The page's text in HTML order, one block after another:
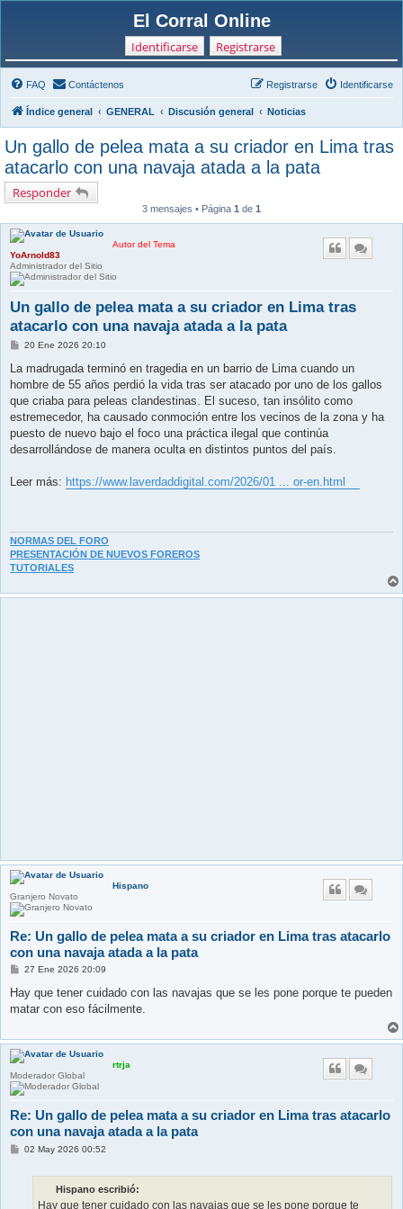
El Corral Online
Identificarse Registrarse
FAQ Contáctenos Identificarse
Registrarse
Índice general GENERAL Discusión general Noticias
Un gallo de pelea mata a su criador en Lima tras
atacarlo con una navaja atada a la pata
Responder
3 mensajes • Página 1 de 1
Autor del Tema
YoArnold83
Administrador del Sitio
Un gallo de pelea mata a su criador en Lima tras
atacarlo con una navaja atada a la pata
M
n
a
j
20 Ene 2026 20:10
La madrugada terminó en tragedia en un barrio de Lima cuando un
hombre de 55 años perdió la vida tras ser atacado por uno de los gallos
que criaba para peleas clandestinas. El suceso, tan insólito como
estremecedor, ha causado conmoción entre los vecinos de la zona y ha
puesto de nuevo bajo el foco una práctica ilegal que continúa
desarrollándose de manera oculta en distintos puntos del país.
Leer más: https://www.laverdaddigital.com/2026/01 ... or-en.html
NORMAS DEL FORO
PRESENTACIÓN DE NUEVOS FOREROS
TUTORIALES
Hispano
Granjero Novato
Re: Un gallo de pelea mata a su criador en Lima tras atacarlo
con una navaja atada a la pata
M
n
s
a
27 Ene 2026 20:09
Hay que tener cuidado con las navajas que se les pone porque te pueden
matar con eso fácilmente.
rtrja
Moderador Global
Re: Un gallo de pelea mata a su criador en Lima tras atacarlo
con una navaja atada a la pata
M02 May 2026 00:52
Hispano escribió:
Hay que tener cuidado con las navajas que se les pone porque te